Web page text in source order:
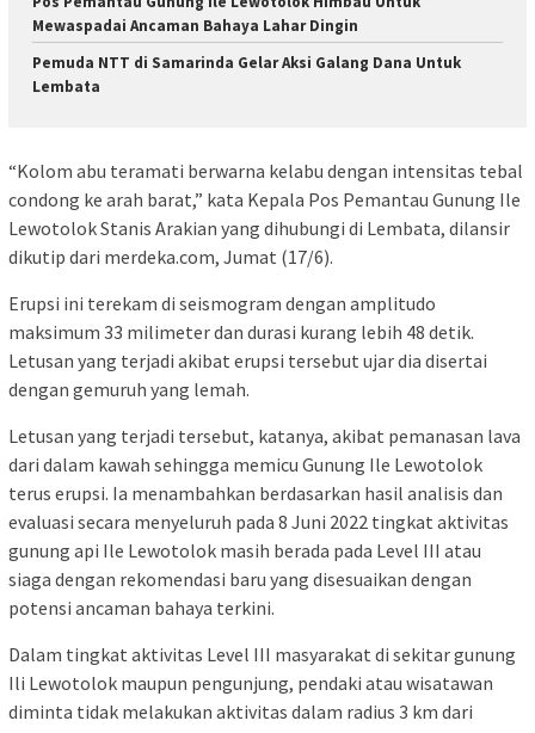
Mewaspadai Ancaman Bahaya Lahar Dingin
Pemuda NTT di Samarinda Gelar Aksi Galang Dana Untuk
Lembata
“Kolom abu teramati berwarna kelabu dengan intensitas tebal
condong ke arah barat,” kata Kepala Pos Pemantau Gunung Ile
Lewotolok Stanis Arakian yang dihubungi di Lembata, dilansir
dikutip dari merdeka.com, Jumat (17/6).
Erupsi ini terekam di seismogram dengan amplitudo
maksimum 33 milimeter dan durasi kurang lebih 48 detik.
Letusan yang terjadi akibat erupsi tersebut ujar dia disertai
dengan gemuruh yang lemah.
Letusan yang terjadi tersebut, katanya, akibat pemanasan lava
dari dalam kawah sehingga memicu Gunung Ile Lewotolok
terus erupsi. Ia menambahkan berdasarkan hasil analisis dan
evaluasi secara menyeluruh pada 8 Juni 2022 tingkat aktivitas
gunung api Ile Lewotolok masih berada pada Level III atau
siaga dengan rekomendasi baru yang disesuaikan dengan
potensi ancaman bahaya terkini.
Dalam tingkat aktivitas Level III masyarakat di sekitar gunung
Ili Lewotolok maupun pengunjung, pendaki atau wisatawan
diminta tidak melakukan aktivitas dalam radius 3 km dari